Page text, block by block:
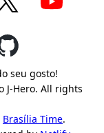
seu gosto!
J-Hero. All rights
Brasília Time.